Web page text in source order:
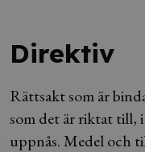
Direktiv
Rättsakt som är
som det är riktat till,
uppnås. Medel och